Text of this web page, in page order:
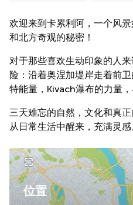
欢迎来到卡累利阿，一个风
和北方奇观的秘密！
对于那些喜欢生动印象的人
险：沿着奥涅加堤岸走着前
特能量，Kivach瀑布的力量
三天难忘的自然，文化和真
从日常生活中醒来，充满灵感
位置